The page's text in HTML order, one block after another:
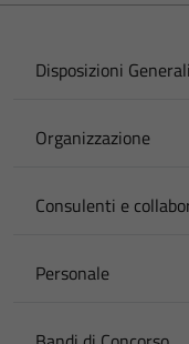
Disposizioni Generali
Organizzazione
Consulenti e
Personale